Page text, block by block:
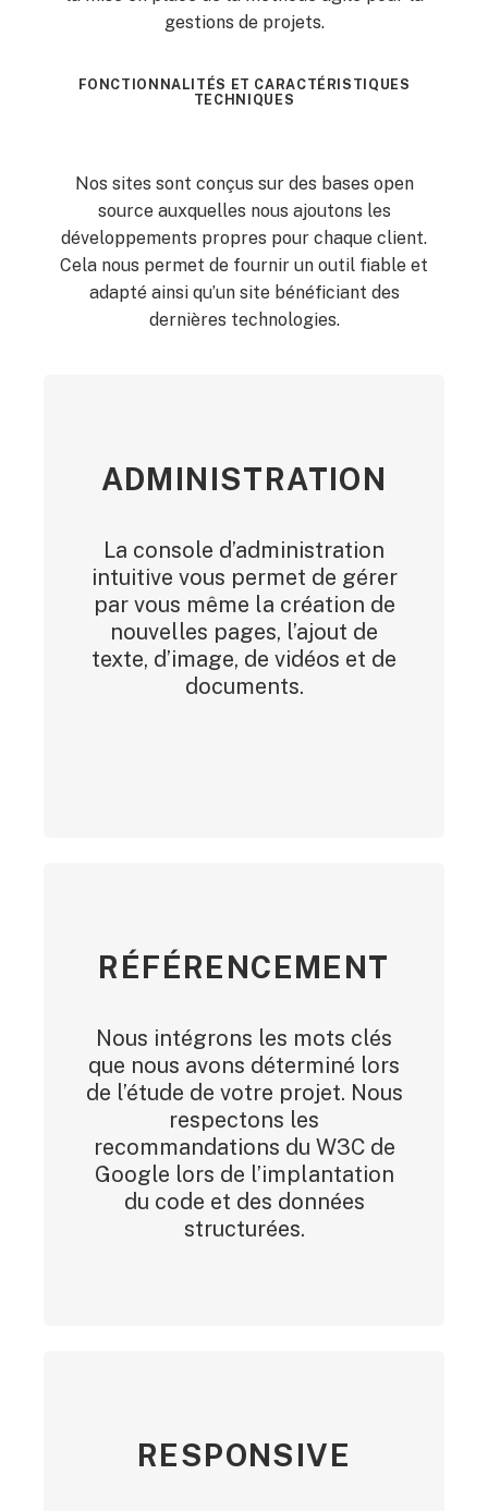
gestions de projets.
FONCTIONNALITÉS ET CARACTÉRISTIQUES
TECHNIQUES
Nos sites sont conçus sur des bases open
source auxquelles nous ajoutons les
développements propres pour chaque client.
Cela nous permet de fournir un outil fiable et
adapté ainsi qu’un site bénéficiant des
dernières technologies.
ADMINISTRATION
La console d’administration
intuitive vous permet de gérer
par vous même la création de
nouvelles pages, l’ajout de
texte, d’image, de vidéos et de
documents.
RÉFÉRENCEMENT
Nous intégrons les mots clés
que nous avons déterminé lors
de l’étude de votre projet. Nous
respectons les
recommandations du W3C de
Google lors de l’implantation
du code et des données
structurées.
RESPONSIVE